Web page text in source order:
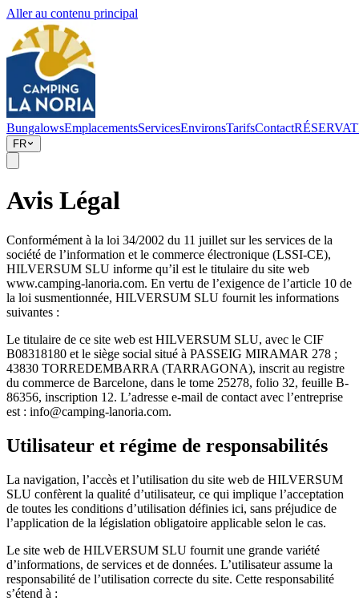
Aller au contenu principal
BungalowsEmplacementsServicesEnvironsTarifsContact
FR
Avis Légal
Conformément à la loi 34/2002 du 11 juillet sur les services de la
société de l’information et le commerce électronique (LSSI-CE),
HILVERSUM SLU informe qu’il est le titulaire du site web
www.camping-lanoria.com. En vertu de l’exigence de l’article 10 de
la loi susmentionnée, HILVERSUM SLU fournit les informations
suivantes :
Le titulaire de ce site web est HILVERSUM SLU, avec le CIF
B08318180 et le siège social situé à PASSEIG MIRAMAR 278 ;
43830 TORREDEMBARRA (TARRAGONA), inscrit au registre
du commerce de Barcelone, dans le tome 25278, folio 32, feuille B-
86356, inscription 12. L’adresse e-mail de contact avec l’entreprise
est : info@camping-lanoria.com.
Utilisateur et régime de responsabilités
La navigation, l’accès et l’utilisation du site web de HILVERSUM
SLU confèrent la qualité d’utilisateur, ce qui implique l’acceptation
de toutes les conditions d’utilisation définies ici, sans préjudice de
l’application de la législation obligatoire applicable selon le cas.
Le site web de HILVERSUM SLU fournit une grande variété
d’informations, de services et de données. L’utilisateur assume la
responsabilité de l’utilisation correcte du site. Cette responsabilité
s’étend à :